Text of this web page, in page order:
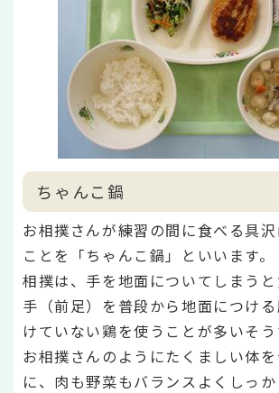
ちゃんこ鍋
お相撲さんが練習の間に食べる具
ことを「ちゃんこ鍋」といいます。
相撲は、手を地面についてしまうと
手（前足）を普段から地面につけ
けていない鶏を使うことが多いそう
お相撲さんのようにたくましい体
に、肉も野菜もバランスよくしっ